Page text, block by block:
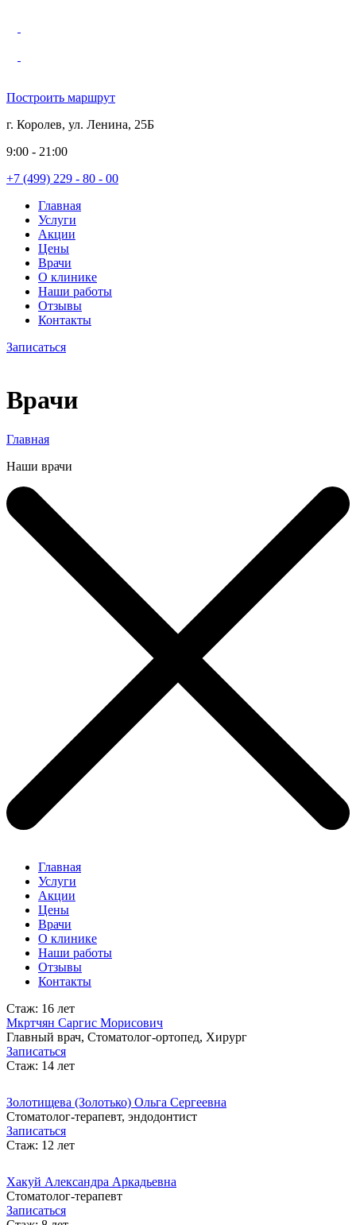
Построить маршрут
г. Королев, ул. Ленина, 25Б
9:00 - 21:00
+7 (499) 229 - 80 - 00
Главная
Услуги
Акции
Цены
Врачи
О клинике
Наши работы
Отзывы
Контакты
Записаться
Врачи
Главная
Наши врачи
Главная
Услуги
Акции
Цены
Врачи
О клинике
Наши работы
Отзывы
Контакты
Стаж: 16 лет
Мкртчян Саргис Морисович
Главный врач, Стоматолог-ортопед, Хирург
Записаться
Стаж: 14 лет
Золотищева (Золотько) Ольга Сергеевна
Стоматолог-терапевт, эндодонтист
Записаться
Стаж: 12 лет
Хакуй Александра Аркадьевна
Cтоматолог-терапевт
Записаться